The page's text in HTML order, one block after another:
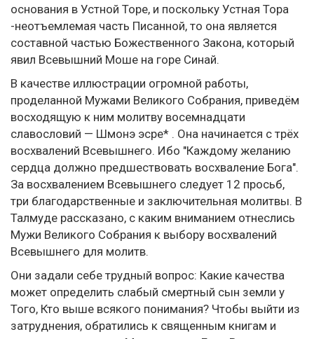
основания в Устной Торе, и поскольку Устная Тора
-неотъемлемая часть Писанной, то она является
составной частью Божественного Закона, который
явил Всевышний Моше на горе Синай.
В качестве иллюстрации огромной работы,
проделанной Мужами Великого Собрания, приведём
восходящую к ним молитву восемнадцати
славословий — Шмонэ эсре* . Она начинается с трёх
восхвалений Всевышнего. Ибо "Каждому желанию
сердца должно предшествовать восхваление Бога".
За восхвалением Всевышнего следует 12 просьб,
три благодарственные и заключительная молитвы. В
Талмуде рассказано, с каким вниманием отнеслись
Мужи Великого Собрания к выбору восхвалений
Всевышнего для молитв.
Они задали себе трудный вопрос: Какие качества
может определить слабый смертный сын земли у
Того, Кто выше всякого понимания? Чтобы выйти из
затруднения, обратились к священным книгам и